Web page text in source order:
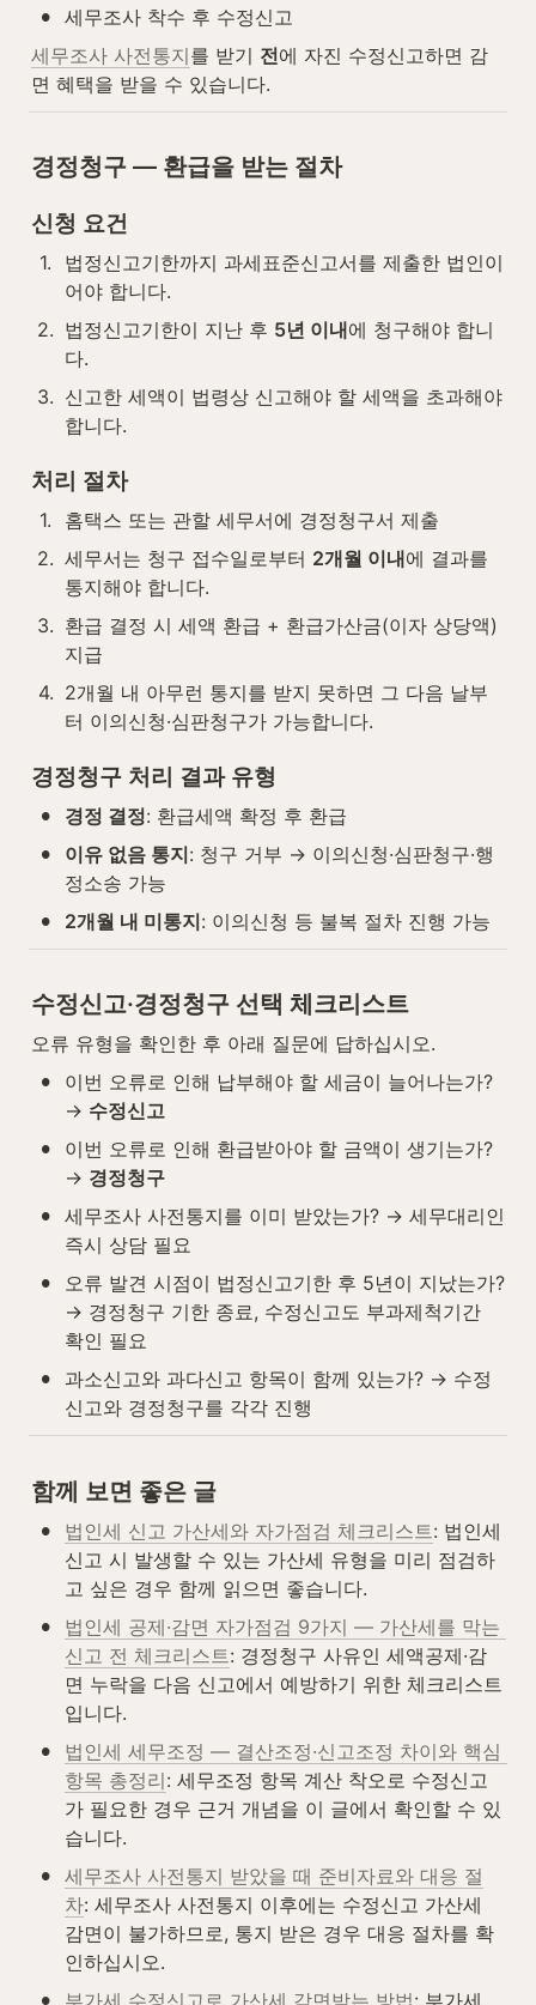
• 세무조사 착수 후 수정신고
세무조사 사전통지를 받기 전에 자진 수정신고하면 감
면 혜택을 받을 수 있습니다.
경정청구 — 환급을 받는 절차
신청 요건
1.
법정신고기한까지 과세표준신고서를 제출한 법인이
어야 합니다.
2. 법정신고기한이 지난 후 5년 이내에 청구해야 합니
다.
3. 신고한 세액이 법령상 신고해야 할 세액을 초과해야
합니다.
처리 절차
1.
홈택스 또는 관할 세무서에 경정청구서 제출
2. 세무서는 청구 접수일로부터 2개월 이내에 결과를
통지해야 합니다.
3. 환급 결정 시 세액 환급 + 환급가산금(이자 상당액)
지급
4. 2개월 내 아무런 통지를 받지 못하면 그 다음 날부
터 이의신청·심판청구가 가능합니다.
경정청구 처리 결과 유형
• 경정 결정: 환급세액 확정 후 환급
• 이유 없음 통지: 청구 거부 → 이의신청·심판청구·행
정소송 가능
• 2개월 내 미통지: 이의신청 등 불복 절차 진행 가능
수정신고·경정청구 선택 체크리스트
오류 유형을 확인한 후 아래 질문에 답하십시오.
•
이번 오류로 인해 납부해야 할 세금이 늘어나는가?
→ 수정신고
•
이번 오류로 인해 환급받아야 할 금액이 생기는가?
→ 경정청구
• 세무조사 사전통지를 이미 받았는가? → 세무대리인
즉시 상담 필요
•
오류 발견 시점이 법정신고기한 후 5년이 지났는가?
→ 경정청구 기한 종료, 수정신고도 부과제척기간
확인 필요
•
과소신고와 과다신고 항목이 함께 있는가? → 수정
신고와 경정청구를 각각 진행
함께 보면 좋은 글
• 법인세 신고 가산세와 자가점검 체크리스트 : 법인세
신고 시 발생할 수 있는 가산세 유형을 미리 점검하
고 싶은 경우 함께 읽으면 좋습니다.
•
법인세 공제·감면 자가점검 9가지 — 가산세를 막는
신고 전 체크리스트 : 경정청구 사유인 세액공제·감
면 누락을 다음 신고에서 예방하기 위한 체크리스트
입니다.
•
법인세 세무조정 — 결산조정·신고조정 차이와 핵심
항목 총정리: 세무조정 항목 계산 착오로 수정신고
가 필요한 경우 근거 개념을 이 글에서 확인할 수 있
습니다.
• 세무조사 사전통지 받았을 때 준비자료와 대응 절
차: 세무조사 사전통지 이후에는 수정신고 가산세
감면이 불가하므로, 통지 받은 경우 대응 절차를 확
인하십시오.
부가세 수정신고로 가산세 감면받는 방법: 부가세